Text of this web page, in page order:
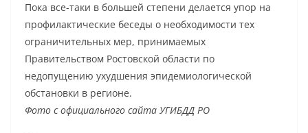
Пока все-таки в большей степени делается упор на
профилактические беседы о необходимости тех
ограничительных мер, принимаемых
Правительством Ростовской области по
недопущению ухудшения эпидемиологической
обстановки в регионе.
Фото с официального сайта УГИБДД РО